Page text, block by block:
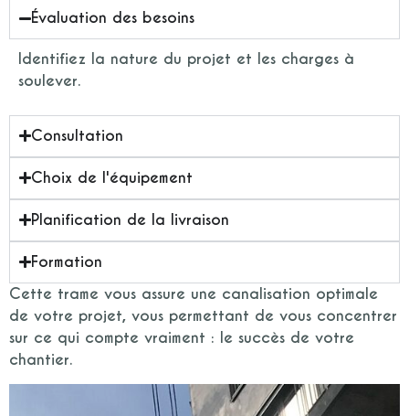
Évaluation des besoins
Identifiez la nature du projet et les charges à
soulever.
Consultation
Choix de l'équipement
Planification de la livraison
Formation
Cette trame vous assure une canalisation optimale
de votre projet, vous permettant de vous concentrer
sur ce qui compte vraiment : le succès de votre
chantier.